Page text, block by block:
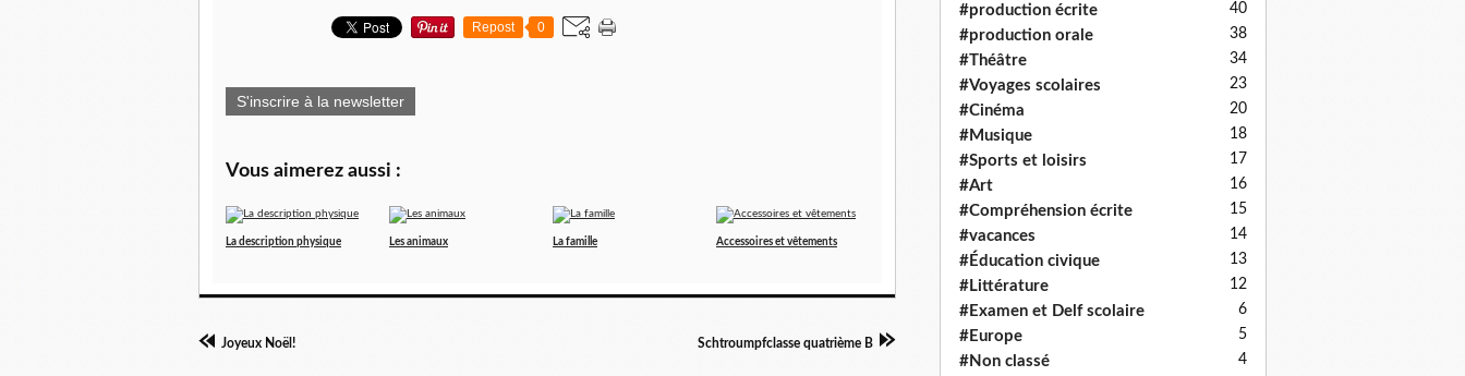
Repost 0
S'inscrire à la newsletter
Vous aimerez aussi :
La description physique Les animaux La famille Accessoires et vêtements
Joyeux Noël! Schtroumpfclasse quatrième B
#production écrite 40
#production orale 38
#Théâtre 34
#Voyages scolaires 23
#Cinéma 20
#Musique 18
#Sports et loisirs 17
#Art 16
#Compréhension écrite 15
#vacances 14
#Éducation civique 13
#Littérature 12
#Examen et Delf scolaire 6
#Europe 5
#Non classé 4